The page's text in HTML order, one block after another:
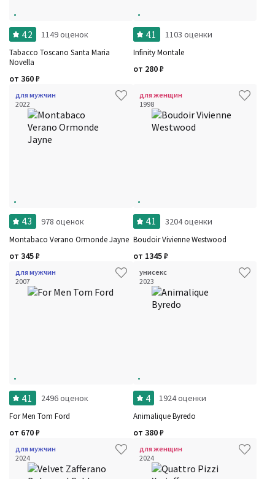
4.2 1149 оценок
Tabacco Toscano Santa Maria
Novella
от 360₽
4.1 1103 оценки
Infinity Montale
от 280₽
для мужчин
2022
4.3 978 оценок
Montabaco Verano Ormonde Jayne
от 345₽
для женщин
1998
4.1 3204 оценки
Boudoir Vivienne Westwood
от 1345₽
для мужчин
2007
4.1 2496 оценок
For Men Tom Ford
от 670₽
унисекс
2023
4 1924 оценки
Animalique Byredo
от 380₽
для мужчин
2024
для женщин
2024